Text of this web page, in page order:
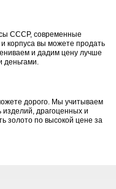
СССР, современные
корпуса вы можете продать
и дадим цену лучше
деньгами.
дорого. Мы учитываем
изделий, драгоценных и
золото по высокой цене за